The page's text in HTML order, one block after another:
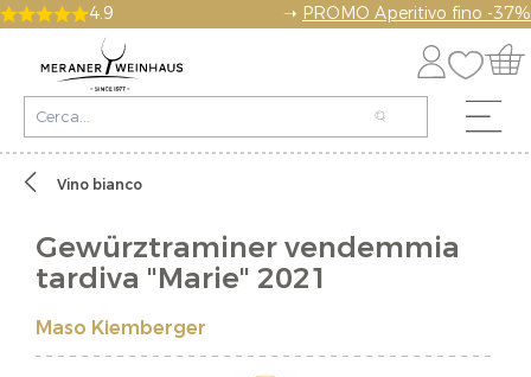
4.9 ➝ PROMO Aperitivo fino -37%
Vino bianco
Gewürztraminer vendemmia
tardiva "Marie" 2021
Maso Kiemberger